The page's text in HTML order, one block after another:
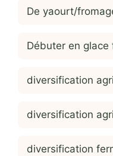
De yaourt/
Débuter en glace
diversification
diversification
diversification